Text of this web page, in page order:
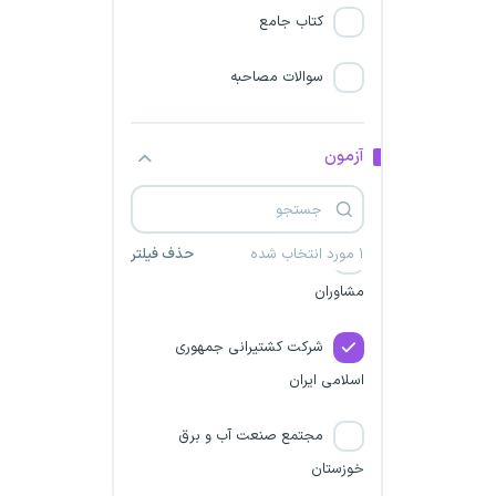
کتاب جامع
سوالات مصاحبه
آزمون
۱ مورد انتخاب شده حذف فیلتر
شرکت مهندسی تاسیسات و
انرژی تامین هرمزگان
تامین استان خراسان جنوبی
هواپیمایی ماهان
صلاحیت حرفه ای روانشناسان و
مشاوران
شرکت کشتیرانی جمهوری
اسلامی ایران
مجتمع صنعت آب و برق
خوزستان